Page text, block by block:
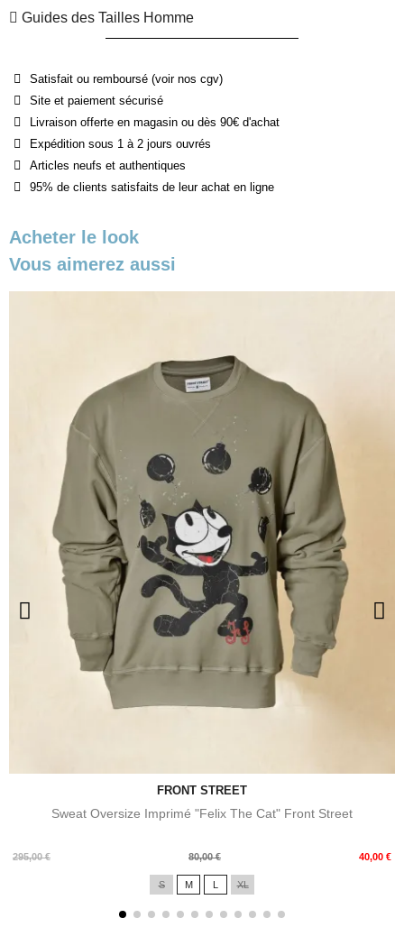
Guides des Tailles Homme
Satisfait ou remboursé (voir nos cgv)
Site et paiement sécurisé
Livraison offerte en magasin ou dès 90€ d'achat
Expédition sous 1 à 2 jours ouvrés
Articles neufs et authentiques
95% de clients satisfaits de leur achat en ligne
Acheter le look
Vous aimerez aussi
FRONT STREET
Sweat Oversize Imprimé "Felix The Cat" Front Street
295,00 €
Prix
80,00 € 40,00 €
Prix
S M L XL